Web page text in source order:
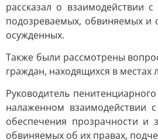
рассказал о взаимодействии
подозреваемых, обвиняемых и
осужденных.
Также были рассмотрены
граждан, находящихся в
Руководитель
налаженном взаимодействии
обеспечения прозрачности и
обвиняемых об их правах,